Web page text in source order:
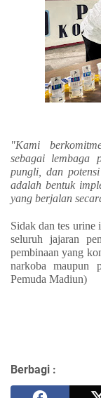
"Kami
sebagai lembaga
pungli, dan
adalah bentuk
yang berjalan
Sidak dan tes urine
seluruh jajaran
pembinaan yang
narkoba maupun
Pemuda Madiun)
Berbagi :